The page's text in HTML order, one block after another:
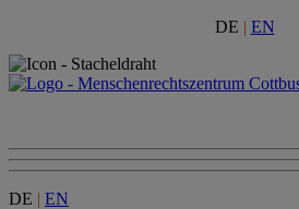
DE | EN
DE | EN